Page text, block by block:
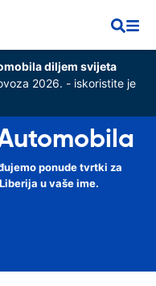
diljem svijeta
2026. - iskoristite je
ponude tvrtki za
u vaše ime.